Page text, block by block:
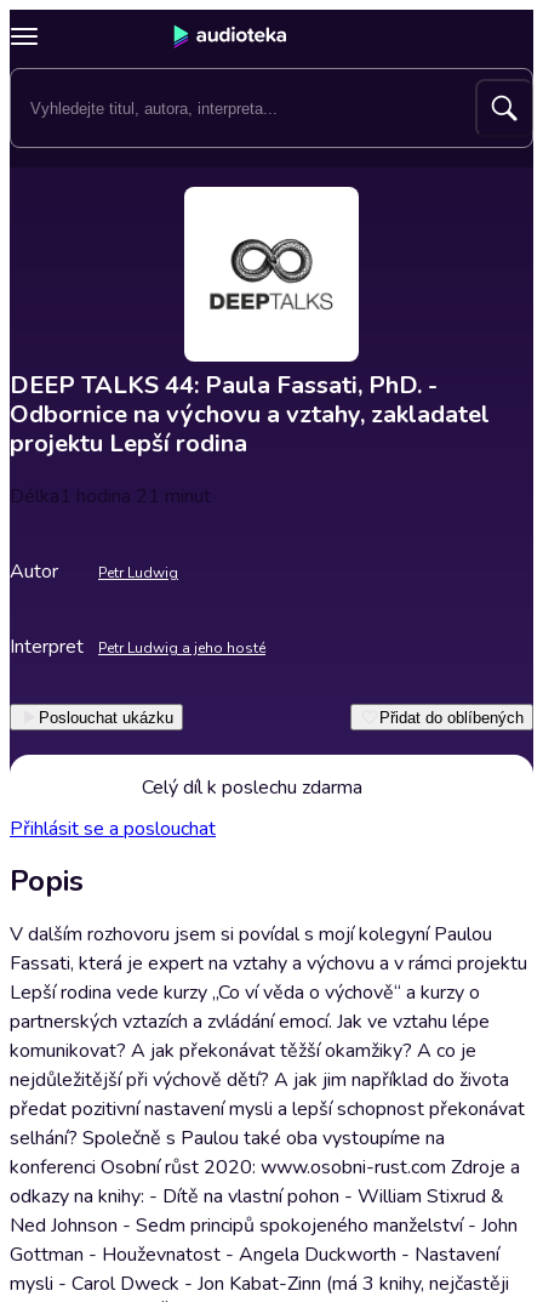
DEEP TALKS 44: Paula Fassati, PhD. -
Odbornice na výchovu a vztahy, zakladatel
projektu Lepší rodina
Délka1 hodina 21 minut
Autor Petr Ludwig
Interpret Petr Ludwig a jeho hosté
Poslouchat ukázku Přidat do oblíbených
Celý díl k poslechu zdarma
Přihlásit se a poslouchat
Popis
V dalším rozhovoru jsem si povídal s mojí kolegyní Paulou
Fassati, která je expert na vztahy a výchovu a v rámci projektu
Lepší rodina vede kurzy „Co ví věda o výchově“ a kurzy o
partnerských vztazích a zvládání emocí. Jak ve vztahu lépe
komunikovat? A jak překonávat těžší okamžiky? A co je
nejdůležitější při výchově dětí? A jak jim například do života
předat pozitivní nastavení mysli a lepší schopnost překonávat
selhání? Společně s Paulou také oba vystoupíme na
konferenci Osobní růst 2020: www.osobni-rust.com Zdroje a
odkazy na knihy: - Dítě na vlastní pohon - William Stixrud &
Ned Johnson - Sedm principů spokojeného manželství - John
Gottman - Houževnatost - Angela Duckworth - Nastavení
mysli - Carol Dweck - Jon Kabat-Zinn (má 3 knihy, nejčastěji